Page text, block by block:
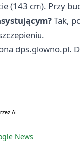
(143 cm). Przy
Tak,
News